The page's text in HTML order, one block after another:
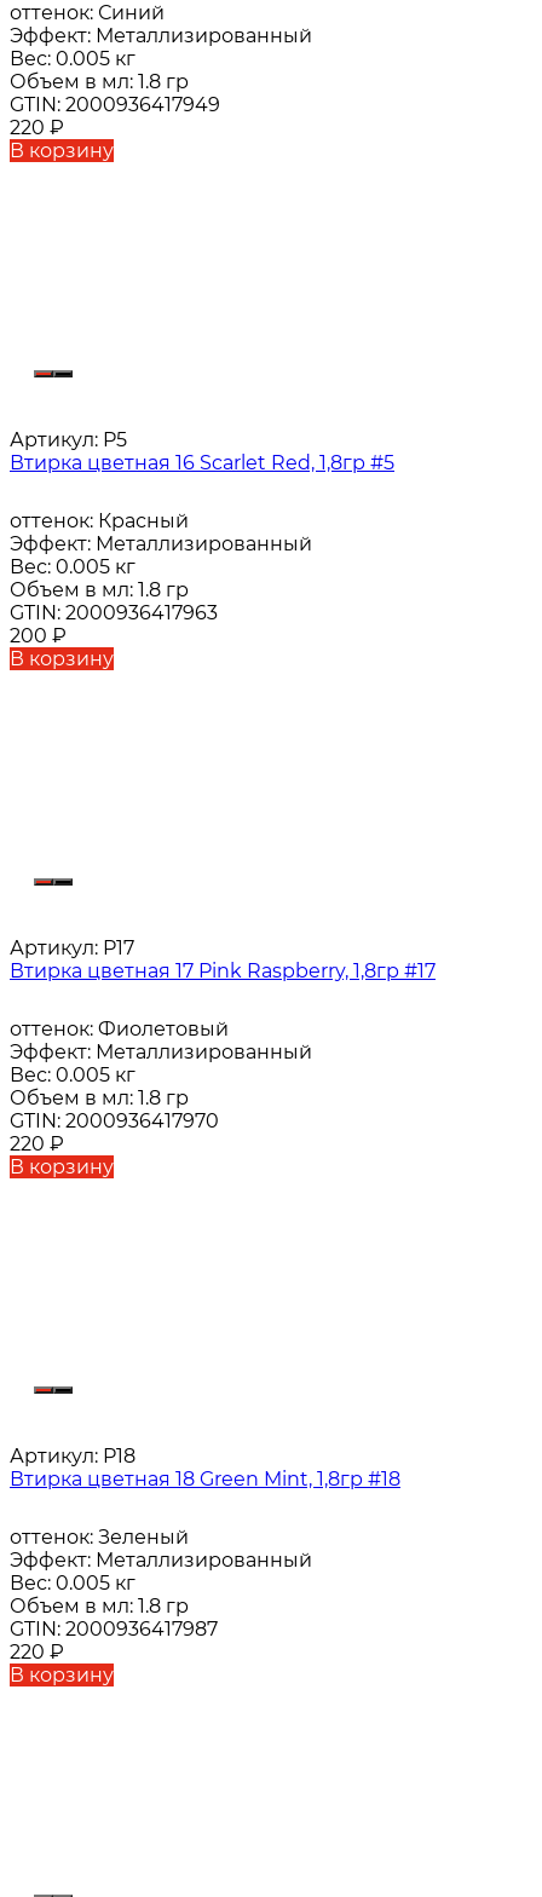
оттенок: Синий
Эффект: Металлизированный
Вес: 0.005 кг
Объем в мл: 1.8 гр
GTIN: 2000936417949
220 ₽
В корзину
Артикул: P5
Втирка цветная 16 Scarlet Red, 1,8гр #5
оттенок: Красный
Эффект: Металлизированный
Вес: 0.005 кг
Объем в мл: 1.8 гр
GTIN: 2000936417963
200 ₽
В корзину
Артикул: P17
Втирка цветная 17 Pink Raspberry, 1,8гр #17
оттенок: Фиолетовый
Эффект: Металлизированный
Вес: 0.005 кг
Объем в мл: 1.8 гр
GTIN: 2000936417970
220 ₽
В корзину
Артикул: P18
Втирка цветная 18 Green Mint, 1,8гр #18
оттенок: Зеленый
Эффект: Металлизированный
Вес: 0.005 кг
Объем в мл: 1.8 гр
GTIN: 2000936417987
220 ₽
В корзину